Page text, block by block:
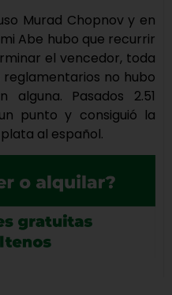
Murad Chopnov y en
Abe hubo que recurrir
el vencedor, toda
no hubo
Pasados 2.51
punto y consiguió la
al español.